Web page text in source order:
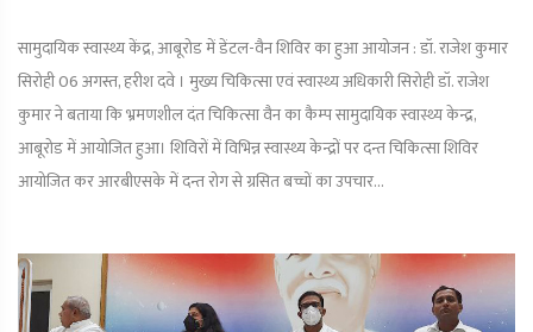
सामुदायिक स्वास्थ्य केंद्र, आबूरोड में डेंटल-वैन शिविर का हुआ आयोजन : डॉ. राजेश कुमार
सिरोही 06 अगस्त, हरीश दवे । मुख्य चिकित्सा एवं स्वास्थ्य अधिकारी सिरोही डॉ. राजेश
कुमार ने बताया कि भ्रमणशील दंत चिकित्सा वैन का कैम्प सामुदायिक स्वास्थ्य केन्द्र,
आबूरोड में आयोजित हुआ। शिविरों में विभिन्न स्वास्थ्य केन्द्रों पर दन्त चिकित्सा शिविर
आयोजित कर आरबीएसके में दन्त रोग से ग्रसित बच्चों का उपचार...